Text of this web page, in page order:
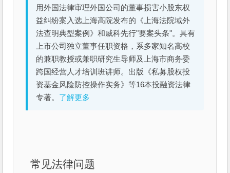
用外国法律审理外国公司的董事损害小股东权
益纠纷案入选上海高院发布的《上海法院域外
法查明典型案例》和威科先行"要案头条"。具有
上市公司独立董事任职资格，系多家知名高校
的兼职教授或兼职研究生导师及上海市商务委
跨国经营人才培训班讲师。出版《私募股权投
资基金风险防控操作实务》等16本投融资法律
专著。 了解更多
常见法律问题